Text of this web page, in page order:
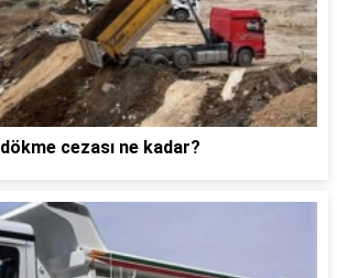
cezası ne kadar?